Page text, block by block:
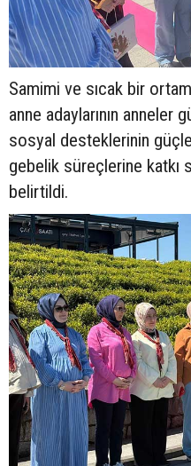
Samimi ve sıcak bir
anne adaylarının anneler
sosyal desteklerinin
gebelik süreçlerine katkı
belirtildi.